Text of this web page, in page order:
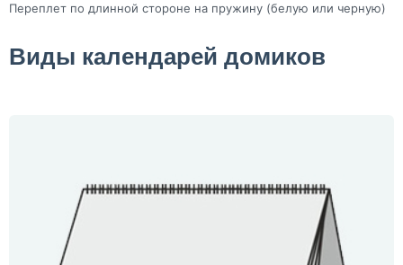
Переплет по длинной стороне на пружину (белую или черную)
Виды календарей домиков